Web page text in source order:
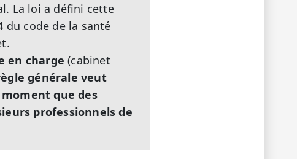
La loi a défini cette
du code de la santé
en charge (cabinet
générale veut
que des
professionnels de